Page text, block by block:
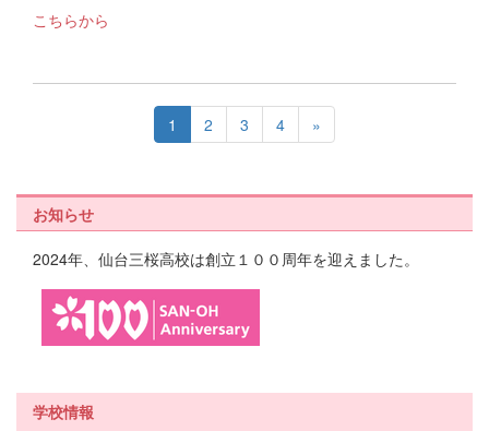
こちらから
1 2 3 4 »
お知らせ
2024年、仙台三桜高校は創立１００周年を迎えました。
学校情報